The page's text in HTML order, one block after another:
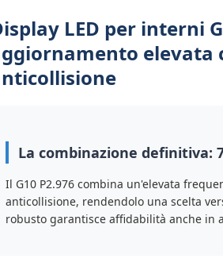
LED per interni
elevata
La combinazione definitiva:
Il G10 P2.976 combina un'elevata
anticollisione, rendendolo una scelta
robusto garantisce affidabilità anche in